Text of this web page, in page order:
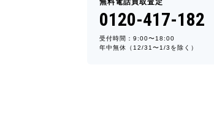
無料電話買取査定
0120-417-182
受付時間：9:00〜18:00
年中無休（12/31〜1/3を除く）